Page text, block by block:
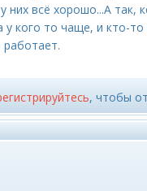
всё хорошо...А так,
кого то чаще, и кто-то
работает.
, чтобы